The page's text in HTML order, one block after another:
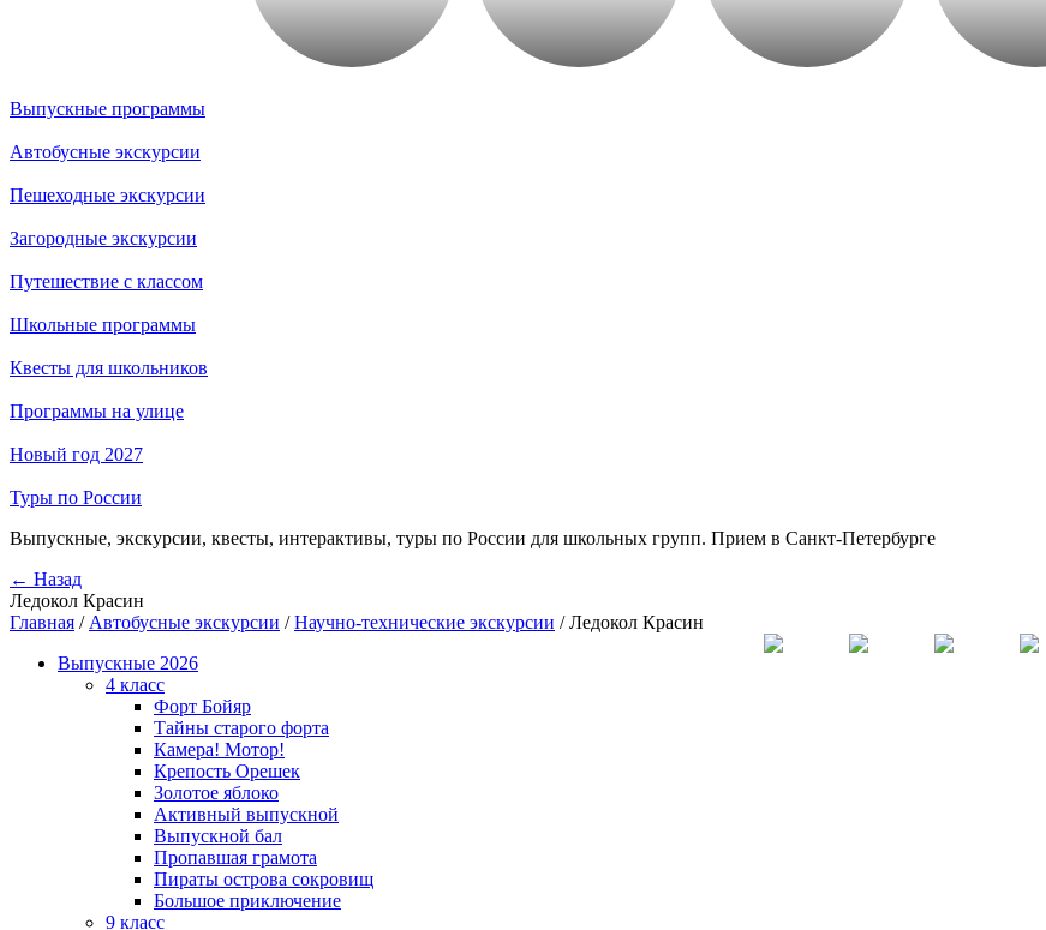
Выпускные программы
Автобусные экскурсии
Пешеходные экскурсии
Загородные экскурсии
Путешествие с классом
Школьные программы
Квесты для школьников
Программы на улице
Новый год 2027
Туры по России
Выпускные, экскурсии, квесты, интерактивы, туры по России для школьных групп. Прием в Санкт-Петербурге
← Назад
Ледокол Красин
Главная / Автобусные экскурсии / Научно-технические экскурсии / Ледокол Красин
Выпускные 2026
4 класс
Форт Бойяр
Тайны старого форта
Камера! Мотор!
Крепость Орешек
Золотое яблоко
Активный выпускной
Выпускной бал
Пропавшая грамота
Пираты острова сокровищ
Большое приключение
9 класс